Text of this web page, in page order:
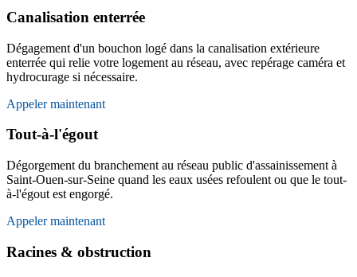
Canalisation enterrée
Dégagement d'un bouchon logé dans la canalisation extérieure
enterrée qui relie votre logement au réseau, avec repérage caméra et
hydrocurage si nécessaire.
Appeler maintenant
Tout-à-l'égout
Dégorgement du branchement au réseau public d'assainissement à
Saint-Ouen-sur-Seine quand les eaux usées refoulent ou que le tout-
à-l'égout est engorgé.
Appeler maintenant
Racines & obstruction